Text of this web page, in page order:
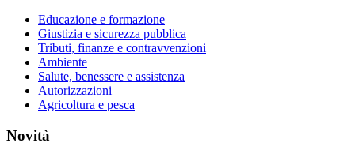
Educazione e formazione
Giustizia e sicurezza pubblica
Tributi, finanze e contravvenzioni
Ambiente
Salute, benessere e assistenza
Autorizzazioni
Agricoltura e pesca
Novità